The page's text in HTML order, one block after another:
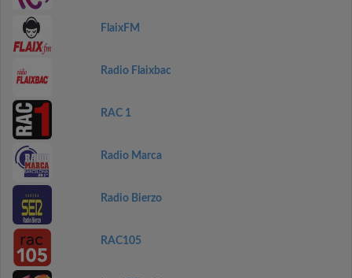
FlaixFM
Radio Flaixbac
RAC 1
Radio Marca
Radio Bierzo
RAC105